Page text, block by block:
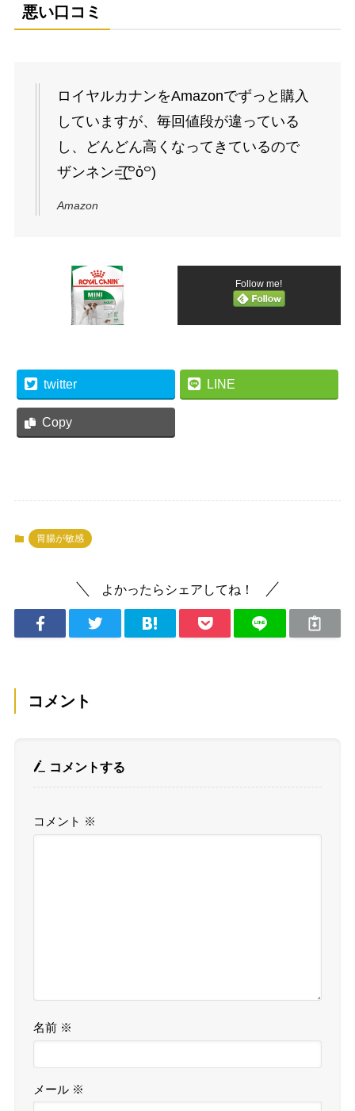
悪い口コミ
ロイヤルカナンをAmazonでずっと購入
していますが、毎回値段が違っている
し、どんどん高くなってきているので
ザンネン=͟͟͞͞(꒪ỏ꒪)
Amazon
Follow me!
twitter LINE
Copy
胃腸が敏感
よかったらシェアしてね！
コメント
コメントする
コメント ※
名前 ※
メール ※